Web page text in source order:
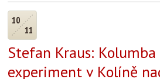
10
11
Stefan Kraus:
experiment v Kolíně